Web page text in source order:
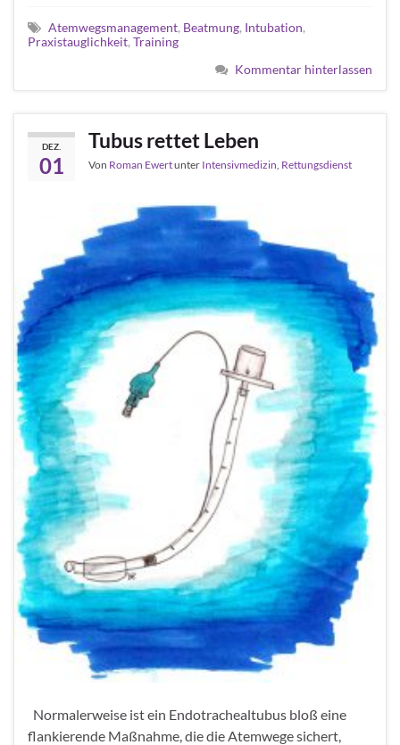
Atemwegsmanagement, Beatmung, Intubation,
Praxistauglichkeit,Training
Kommentar hinterlassen
DEZ.
01
Tubus rettet Leben
Von Roman Ewertunter Intensivmedizin, Rettungsdienst
Normalerweise ist ein Endotrachealtubus bloß eine
flankierende Maßnahme, die die Atemwege sichert,